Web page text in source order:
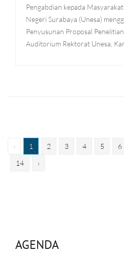
Pengabdian kepada
Negeri Surabaya (Unesa)
Penyusunan Proposal
Auditorium Rektorat Unesa,
‹ 1 2 3 4 5 6
14
›
AGENDA